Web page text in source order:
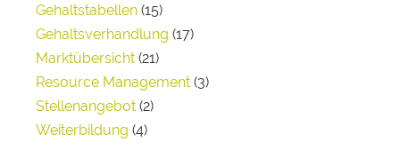
Gehaltstabellen (15)
Gehaltsverhandlung (17)
Marktübersicht (21)
Resource Management (3)
Stellenangebot (2)
Weiterbildung (4)